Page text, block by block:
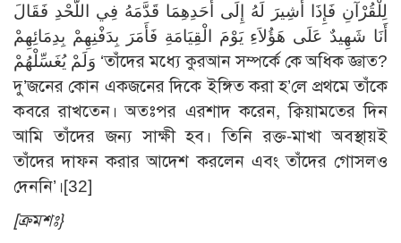
لِلْقُرْآنِ فَإِذَا أُشِيرَ لَهُ إِلَى أَحَدِهِمَا قَدَّمَهُ فِي اللَّحْدِ فَقَالَ
أَنَا شَهِيدٌ عَلَى هَؤُلاَءِ يَوْمَ الْقِيَامَةِ فَأَمَرَ بِدَفْنِهِمْ بِدِمَائِهِمْ
وَلَمْ يُغَسِّلْهُمْ ‘তাঁদের মধ্যে কুরআন সম্পর্কে কে অধিক জ্ঞাত?
দু’জনের কোন একজনের দিকে ইঙ্গিত করা হ’লে প্রথমে তাঁকে
কবরে রাখতেন। অতঃপর এরশাদ করেন, ক্বিয়ামতের দিন
আমি তাঁদের জন্য সাক্ষী হব। তিনি রক্ত-মাখা অবস্থায়ই
তাঁদের দাফন করার আদেশ করলেন এবং তাঁদের গোসলও
দেননি’।[32]
[ক্রমশঃ}